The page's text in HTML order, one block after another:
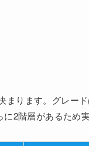
まります。グレー
階層があるため実